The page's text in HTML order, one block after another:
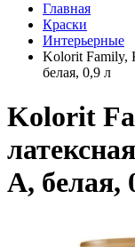
Главная
Краски
Интерьерные
Kolorit Family,
белая, 0,9 л
Kolorit
А, белая,